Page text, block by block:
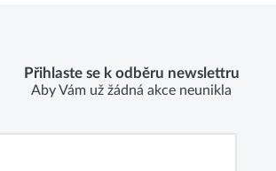
Přihlaste se k odběru newslettru
Aby Vám už žádná akce neunikla